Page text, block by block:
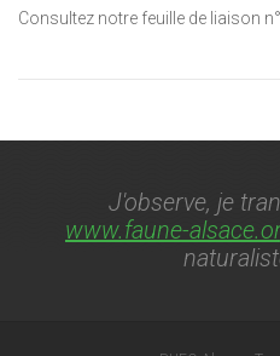
Consultez notre feuille de liaison
J'observe, je
www.faune-